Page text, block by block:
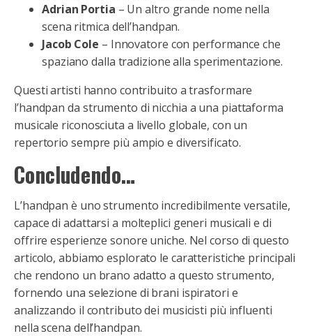
Adrian Portia – Un altro grande nome nella
scena ritmica dell’handpan.
Jacob Cole – Innovatore con performance che
spaziano dalla tradizione alla sperimentazione.
Questi artisti hanno contribuito a trasformare
l’handpan da strumento di nicchia a una piattaforma
musicale riconosciuta a livello globale, con un
repertorio sempre più ampio e diversificato.
Concludendo…
L’handpan è uno strumento incredibilmente versatile,
capace di adattarsi a molteplici generi musicali e di
offrire esperienze sonore uniche. Nel corso di questo
articolo, abbiamo esplorato le caratteristiche principali
che rendono un brano adatto a questo strumento,
fornendo una selezione di brani ispiratori e
analizzando il contributo dei musicisti più influenti
nella scena dell’handpan.